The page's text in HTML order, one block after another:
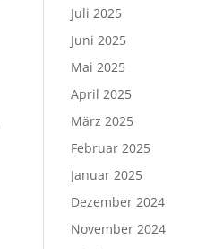
Juli 2025
Juni 2025
Mai 2025
April 2025
März 2025
Februar 2025
Januar 2025
Dezember 2024
November 2024